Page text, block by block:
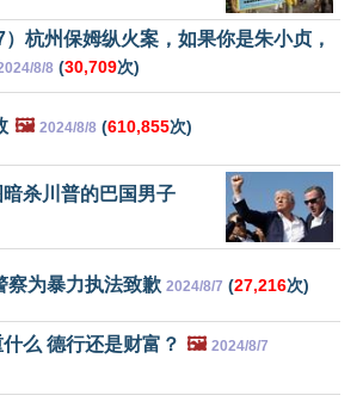
杭州保姆纵火案，如果你是朱小贞，
8/8 (30,709次)
🖼️ 2024/8/8 (610,855次)
杀川普的巴国男子
察为暴力执法致歉 2024/8/7 (27,216次)
么 德行还是财富？ 🖼️ 2024/8/7